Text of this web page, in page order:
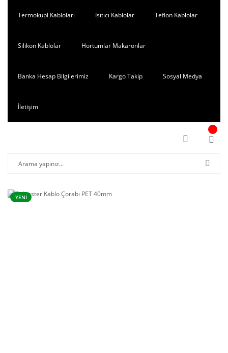
Termokupl Kabloları Isıtıcı Kablolar Teflon Kablolar
Silikon Kablolar Hortumlar Makaronlar
Banka Hesap Bilgilerimiz Kargo Takip Sosyal Medya
İletişim
YENİ